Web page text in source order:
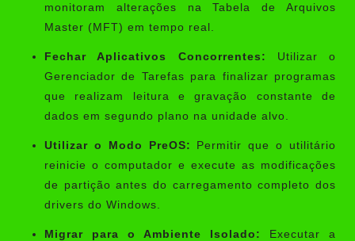
monitoram alterações na Tabela de Arquivos
Master (MFT) em tempo real.
Fechar Aplicativos Concorrentes: Utilizar o
Gerenciador de Tarefas para finalizar programas
que realizam leitura e gravação constante de
dados em segundo plano na unidade alvo.
Utilizar o Modo PreOS:
Permitir que o utilitário
reinicie o computador e execute as modificações
de partição antes do carregamento completo dos
drivers do Windows.
Migrar para o Ambiente Isolado:
Executar a